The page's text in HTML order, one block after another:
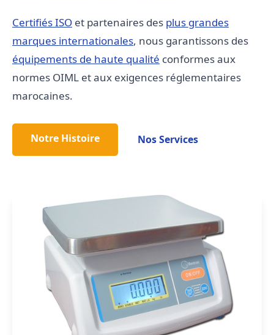
Certifiés ISO et partenaires des plus grandes
marques internationales, nous garantissons des
équipements de haute qualité conformes aux
normes OIML et aux exigences réglementaires
marocaines.
Notre Histoire Nos Services